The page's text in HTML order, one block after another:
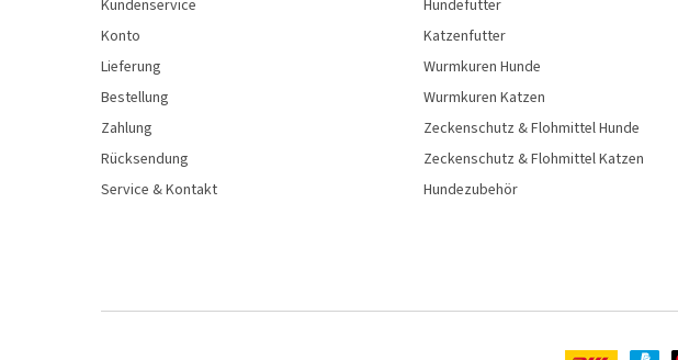
Kundenservice
Konto
Lieferung
Bestellung
Zahlung
Rücksendung
Service & Kontakt
Hundefutter
Katzenfutter
Wurmkuren Hunde
Wurmkuren Katzen
Zeckenschutz & Flohmittel Hunde
Zeckenschutz & Flohmittel Katzen
Hundezubehör